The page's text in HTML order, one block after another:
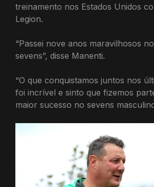
treinamento nos Estados Unidos
Legion.
“Passei nove anos maravilhosos
sevens”, disse Manenti.
“O que conquistamos juntos nos
foi incrível e sinto que fizemos
maior sucesso no sevens